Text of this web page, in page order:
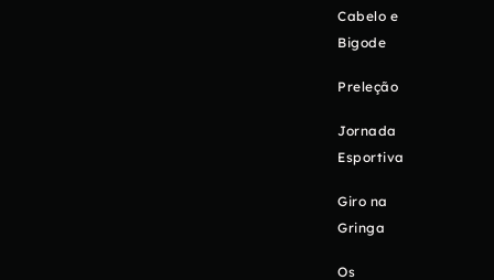
Cabelo e
Bigode
Preleção
Jornada
Esportiva
Giro na
Gringa
Os